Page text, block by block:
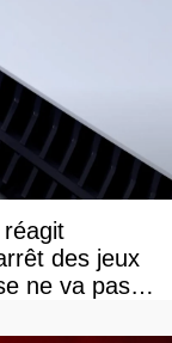
des jeux
ne va pas